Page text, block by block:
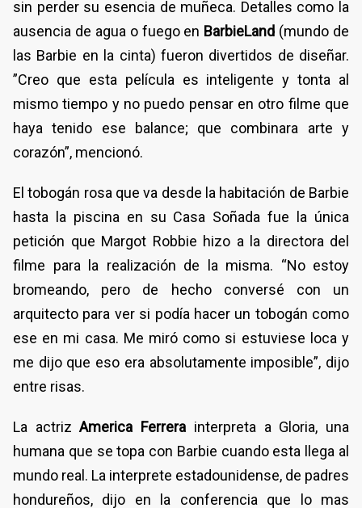
sin perder su esencia de muñeca. Detalles como la
ausencia de agua o fuego en BarbieLand (mundo de
las Barbie en la cinta) fueron divertidos de diseñar.
”Creo que esta película es inteligente y tonta al
mismo tiempo y no puedo pensar en otro filme que
haya tenido ese balance; que combinara arte y
corazón”, mencionó.
El tobogán rosa que va desde la habitación de Barbie
hasta la piscina en su Casa Soñada fue la única
petición que Margot Robbie hizo a la directora del
filme para la realización de la misma. “No estoy
bromeando, pero de hecho conversé con un
arquitecto para ver si podía hacer un tobogán como
ese en mi casa. Me miró como si estuviese loca y
me dijo que eso era absolutamente imposible”, dijo
entre risas.
La actrizAmerica Ferrera interpreta a Gloria, una
humana que se topa con Barbie cuando esta llega al
mundo real. La interprete estadounidense, de padres
hondureños, dijo en la conferencia que lo mas